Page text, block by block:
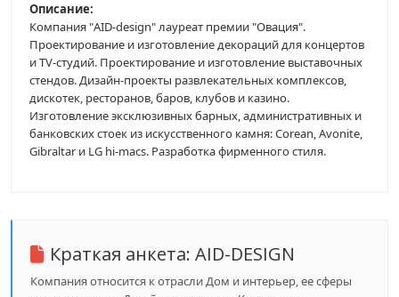
Описание:
Компания "AID-design" лауреат премии "Овация".
Проектирование и изготовление декораций для концертов
и TV-студий. Проектирование и изготовление выставочных
стендов. Дизайн-проекты развлекательных комплексов,
дискотек, ресторанов, баров, клубов и казино.
Изготовление эксклюзивных барных, административных и
банковских стоек из искусственного камня: Corean, Avonite,
Gibraltar и LG hi-macs. Разработка фирменного стиля.
Краткая анкета: AID-DESIGN
Компания относится к отрасли Дом и интерьер, ее сферы